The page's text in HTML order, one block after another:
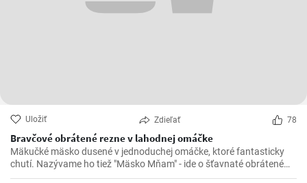
Uložiť Zdieľať 78
Bravčové obrátené rezne v lahodnej omáčke
Mäkučké mäsko dusené v jednoduchej omáčke, ktoré fantasticky
chutí. Nazývame ho tiež "Mäsko Mňam" - ide o šťavnaté obrátené
rezne.